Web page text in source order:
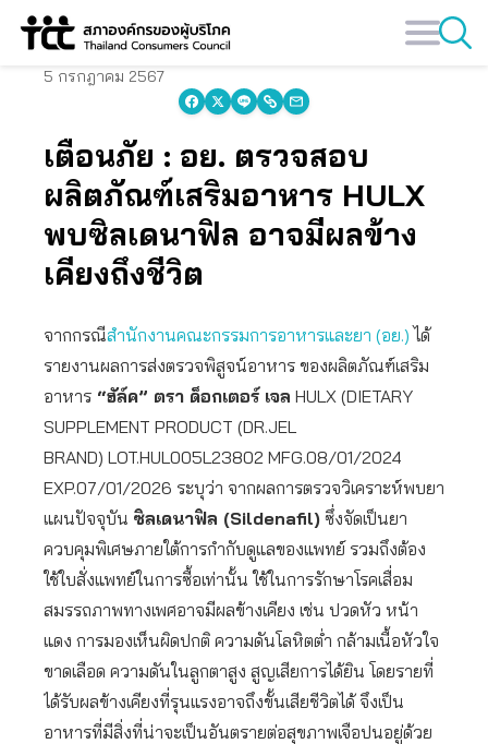
Skip
5 กรกฎาคม 2567
เตือนภัย : อย. ตรวจสอบ
ผลิตภัณฑ์เสริมอาหาร HULX
พบซิลเดนาฟิล อาจมีผลข้าง
เคียงถึงชีวิต
จากกรณีสำนักงานคณะกรรมการอาหารและยา (อย.) ได้
รายงานผลการส่งตรวจพิสูจน์อาหาร ของผลิตภัณฑ์เสริม
อาหาร “ฮัล์ค” ตรา ด็อกเตอร์ เจล HULX (DIETARY
SUPPLEMENT PRODUCT (DR.JEL
BRAND) LOT.HUL005L23802 MFG.08/01/2024
EXP.07/01/2026 ระบุว่า จากผลการตรวจวิเคราะห์พบยา
แผนปัจจุบัน ซิลเดนาฟิล (Sildenafil) ซึ่งจัดเป็นยา
ควบคุมพิเศษภายใต้การกํากับดูแลของแพทย์ รวมถึงต้อง
ใช้ใบสั่งแพทย์ในการซื้อเท่านั้น ใช้ในการรักษาโรคเสื่อม
สมรรถภาพทางเพศอาจมีผลข้างเคียง เช่น ปวดหัว หน้า
แดง การมองเห็นผิดปกติ ความดันโลหิตต่ํา กล้ามเนื้อหัวใจ
ขาดเลือด ความดันในลูกตาสูง สูญเสียการได้ยิน โดยรายที่
ได้รับผลข้างเคียงที่รุนแรงอาจถึงขั้นเสียชีวิตได้ จึงเป็น
อาหารที่มีสิ่งที่น่าจะเป็นอันตรายต่อสุขภาพเจือปนอยู่ด้วย